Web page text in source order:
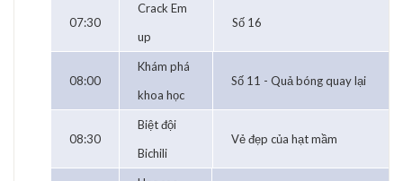
07:30
Crack Em
up
Số 16
08:00
Khám phá
khoa học
Số 11 - Quả bóng quay lại
08:30
Biệt đội
Bichili
Vẻ đẹp của hạt mầm